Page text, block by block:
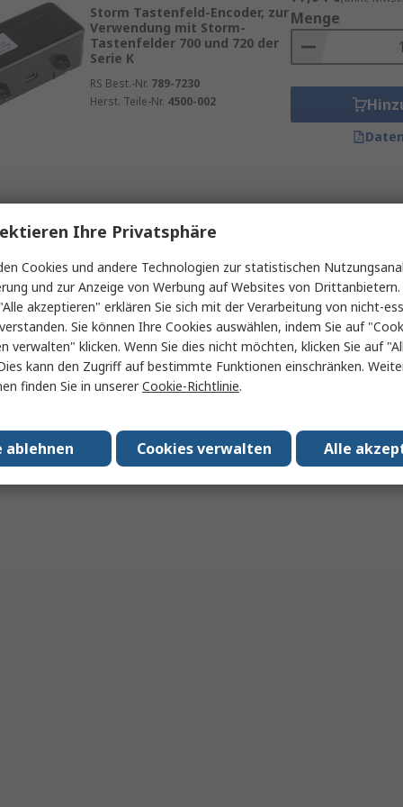
sondern verhindert auch spätere Anpassungen
Präzision und Lebensdauer eine zentrale Rolle.
Schaltzyklen
attraktiv für Hersteller von Bedienfeldern,
Storm Tastenfeld-Encoder, zur
Verwendung mit Storm-
Tastenfelder 700 und 720 der
Serie K
RS Best.-Nr. 789-7230
Herst. Teile-Nr. 4500-002
Menge
Ihre Privatsphäre
Cookies und andere Technologien zur statistischen
und zur Anzeige von Werbung auf Websites von
akzeptieren" erklären Sie sich mit der Verarbeitung von nicht-
Sie können Ihre Cookies auswählen, indem Sie auf
verwalten" klicken. Wenn Sie dies nicht möchten, klicken Sie auf
kann den Zugriff auf bestimmte Funktionen einschränken.
finden Sie in unsererCookie-Richtlinie.
Alle
Cookies verwalten
ablehnen